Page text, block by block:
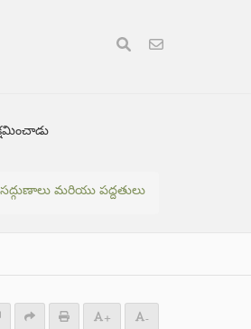
సద్గుణాలు మరియు పద్దతులు
+ -